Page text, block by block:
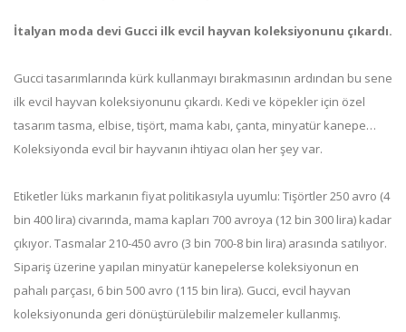
İtalyan moda devi Gucci ilk evcil hayvan koleksiyonunu çıkardı.
Gucci tasarımlarında kürk kullanmayı bırakmasının ardından bu sene
ilk evcil hayvan koleksiyonunu çıkardı. Kedi ve köpekler için özel
tasarım tasma, elbise, tişört, mama kabı, çanta, minyatür kanepe…
Koleksiyonda evcil bir hayvanın ihtiyacı olan her şey var.
Etiketler lüks markanın fiyat politikasıyla uyumlu: Tişörtler 250 avro (4
bin 400 lira) civarında, mama kapları 700 avroya (12 bin 300 lira) kadar
çıkıyor. Tasmalar 210-450 avro (3 bin 700-8 bin lira) arasında satılıyor.
Sipariş üzerine yapılan minyatür kanepelerse koleksiyonun en
pahalı parçası, 6 bin 500 avro (115 bin lira). Gucci, evcil hayvan
koleksiyonunda geri dönüştürülebilir malzemeler kullanmış.